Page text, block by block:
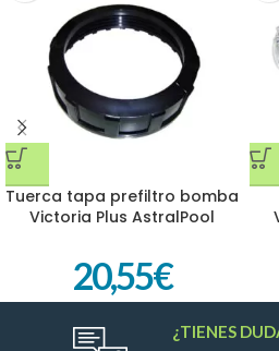
Tuerca tapa prefiltro bomba
Victoria Plus AstralPool
20,55€
¿TIENES